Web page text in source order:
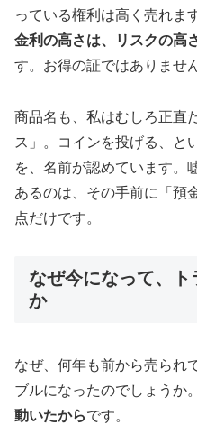
っている権利は高く売れま
金利の高さは、リスクの高
す。お得の証ではありません
商品名も、私はむしろ正直
ス」。コインを投げる、と
を、名前が認めています。
あるのは、その手前に「預
点だけです。
なぜ今になって、
か
なぜ、何年も前から売られ
ブルになったのでしょうか
動いたからです。